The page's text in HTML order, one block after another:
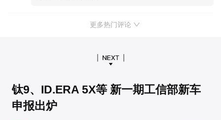
更多热门评论
钛9、ID.ERA 5X等 新一期工信部新车
申报出炉